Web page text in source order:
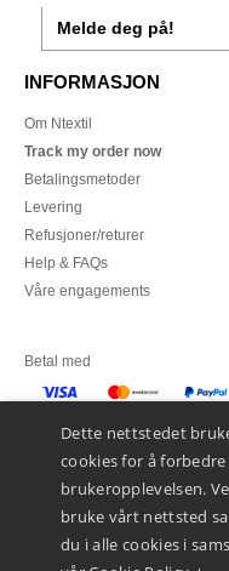
Melde deg på!
INFORMASJON
Om Ntextil
Track my order now
Betalingsmetoder
Levering
Refusjoner/returer
Help & FAQs
Våre engagements
Betal med
Dette nettstedet
cookies for å forbedre
brukeropplevelsen.
bruke vårt nettsted
du i alle cookies i